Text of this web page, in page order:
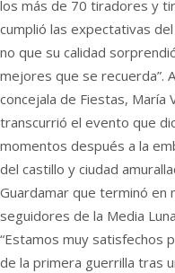
los más de 70 tiradores y
cumplió las expectativas
no que su calidad
mejores que se recuerda”.
concejala de Fiestas, María
transcurrió el evento que
momentos después a la
del castillo y ciudad
Guardamar que terminó en
seguidores de la Media
“Estamos muy satisfechos
de la primera guerrilla tras